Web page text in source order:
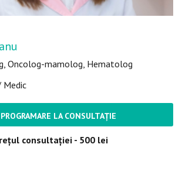
Oncolog-mamolog, Hematolog
Medic
PROGRAMARE LA CONSULTAȚIE
consultației - 500 lei